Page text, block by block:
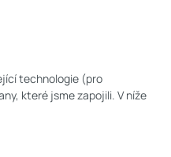
technologie (pro
které jsme zapojili. V níže